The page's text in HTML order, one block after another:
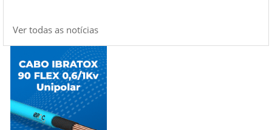
Ver todas as notícias